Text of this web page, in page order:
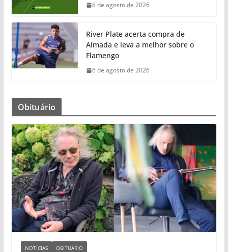
6 de agosto de 2026
River Plate acerta compra de
Almada e leva a melhor sobre o
Flamengo
6 de agosto de 2026
Obituário
NOTÍCIAS OBITUÁRIO